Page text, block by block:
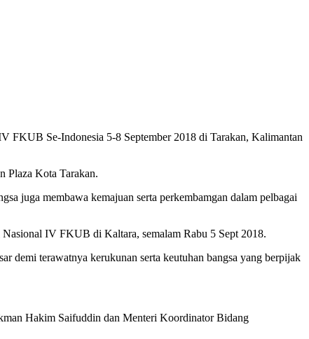
Se-Indonesia 5-8 September 2018 di Tarakan, Kalimantan
Plaza Kota Tarakan.
juga membawa kemajuan serta perkembamgan dalam pelbagai
Nasional IV FKUB di Kaltara, semalam Rabu 5 Sept 2018.
demi terawatnya kerukunan serta keutuhan bangsa yang berpijak
Hakim Saifuddin dan Menteri Koordinator Bidang